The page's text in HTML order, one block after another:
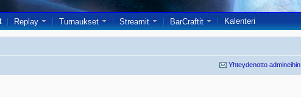
Replay Turnaukset Streamit BarCraftit Kalenteri
Yhteydenotto admineihin